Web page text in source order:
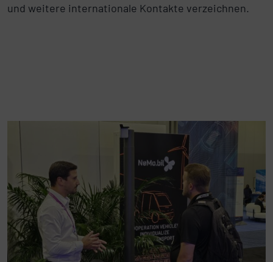
und weitere internationale Kontakte verzeichnen.